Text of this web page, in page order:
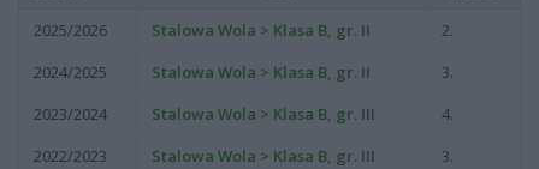
2025/2026 Stalowa Wola > Klasa B, gr. II
2.
2024/2025
Stalowa Wola > Klasa B, gr. II
3.
2023/2024
Stalowa Wola > Klasa B, gr. III
4.
2022/2023
Stalowa Wola > Klasa B, gr. III
3.